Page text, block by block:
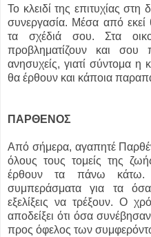
Το κλειδί της επιτυχίας
συνεργασία. Μέσα από εκεί
τα σχέδιά σου. Στα
προβληματίζουν και σου
ανησυχείς, γιατί σύντομα η
θα έρθουν και κάποια
ΠΑΡΘΕΝΟΣ
Από σήμερα, αγαπητέ
όλους τους τομείς της
έρθουν τα πάνω κάτω.
συμπεράσματα για τα
εξελίξεις να τρέξουν. Ο
αποδείξει ότι όσα
προς όφελος των